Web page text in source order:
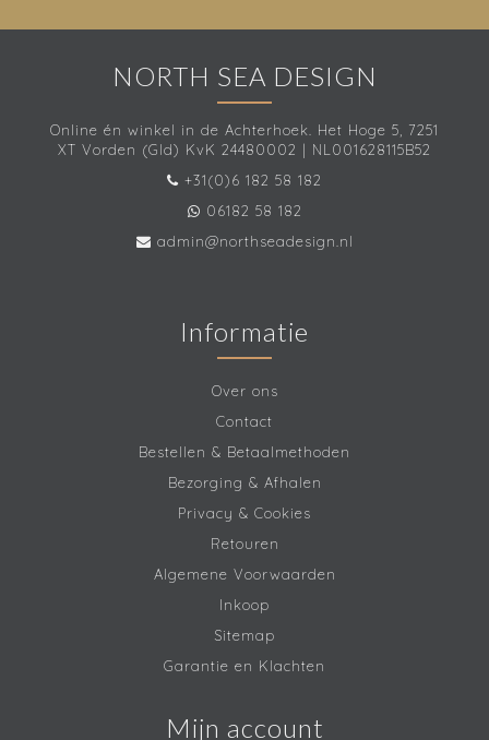
NORTH SEA DESIGN
Online én winkel in de Achterhoek. Het Hoge 5, 7251
XT Vorden (Gld) KvK 24480002 | NL001628115B52
+31(0)6 182 58 182
06182 58 182
admin@northseadesign.nl
Informatie
Over ons
Contact
Bestellen & Betaalmethoden
Bezorging & Afhalen
Privacy & Cookies
Retouren
Algemene Voorwaarden
Inkoop
Sitemap
Garantie en Klachten
Mijn account